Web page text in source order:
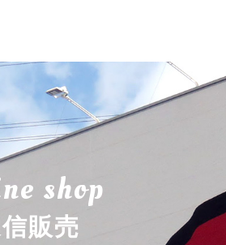
shop
販売